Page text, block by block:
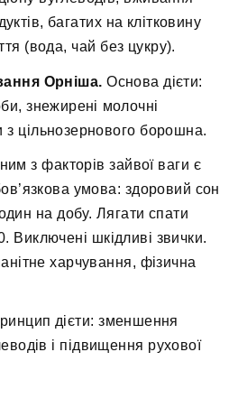
багатих на клітковину
(вода, чай без цукру).
Орніша. Основа дієти:
знежирені молочні
з цільнозернового борошна.
з факторів зайвої ваги є
умова: здоровий сон
на добу. Лягати спати
Виключені шкідливі звички.
харчування, фізична
дієти: зменшення
і підвищення рухової